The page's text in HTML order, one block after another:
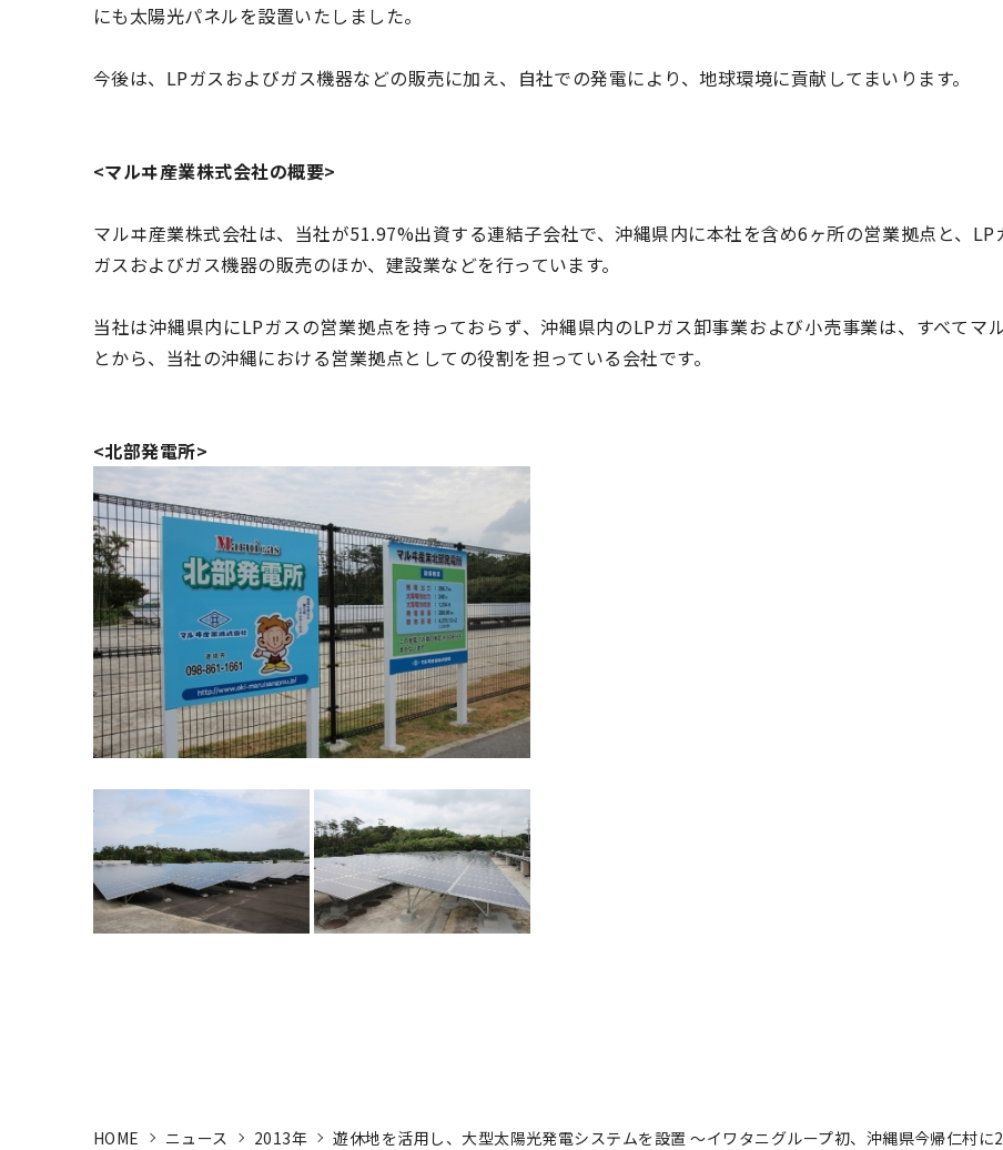
にも太陽光パネルを設置いたしました。
今後は、LPガスおよびガス機器などの販売に加え、自社での発電により、地球環境に貢献してまいります。
<マルヰ産業株式会社の概要>
マルヰ産業株式会社は、当社が51.97%出資する連結子会社で、沖縄県内に本社を含め6ヶ所の営業拠点と、
ガスおよびガス機器の販売のほか、建設業などを行っています。
当社は沖縄県内にLPガスの営業拠点を持っておらず、沖縄県内のLPガス卸事業および小売事業は、すべてマ
とから、当社の沖縄における営業拠点としての役割を担っている会社です。
<北部発電所>
HOME ニュース 2013年 遊休地を活用し、大型太陽光発電システムを設置 ～イワタニグループ初、沖縄県今帰仁村に